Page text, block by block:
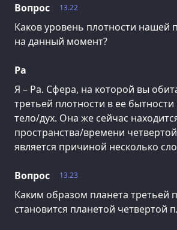
13.22
Вопрос
Каков уровень плотности нашей
на данный момент?
Ра
Я – Ра. Сфера, на которой вы
третьей плотности в ее
тело/дух. Она же сейчас
пространства/времени
является причиной несколько
13.23
Вопрос
Каким образом планета третьей
становится планетой четвертой